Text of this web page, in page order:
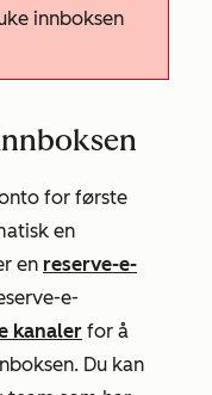
innboksen
for første
en
en reserve-e-
e-
kanaler for å
Du kan